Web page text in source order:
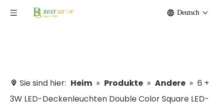
Deutsch
Sie sind hier: Heim » Produkte » Andere » 6 +
3W LED-Deckenleuchten Double Color Square LED-